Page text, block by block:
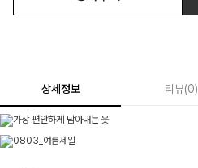
상세정보 리뷰(0)